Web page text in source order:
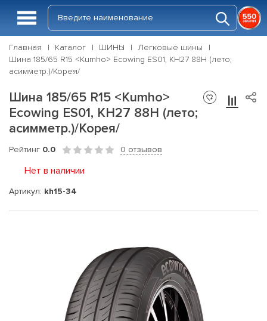
Главная Каталог ШИНЫ
Легковые шины
Шина 185/65 R15 <Kumho> Ecowing ES01, KH27 88H (лето;
асимметр.)/Корея/
Шина 185/65 R15 <Kumho>
Ecowing ES01, KH27 88H (лето;
асимметр.)/Корея/
Рейтинг 0.0 0 отзывов
Нет в наличии
Артикул: kh15-34